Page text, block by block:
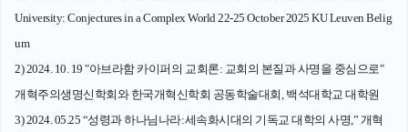
University: Conjectures in a Complex World 22-25 October 2025 KU Leuven Belig
um
2) 2024. 10. 19 "아브라함 카이퍼의 교회론: 교회의 본질과 사명을 중심으로"
개혁주의생명신학회와 한국개혁신학회 공동학술대회, 백석대학교 대학원
3) 2024. 05.25 “성령과 하나님나라:세속화시대의 기독교 대학의 사명,” 개혁